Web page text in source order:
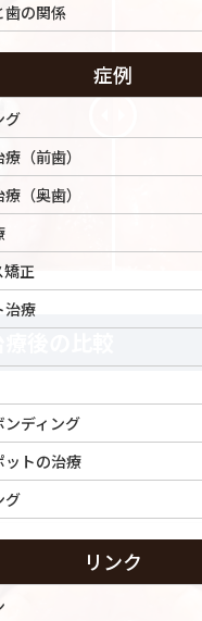
後の比較
歯の関係
症例
グ
（前歯）
（奥歯）
矯正
治療
ンディング
ットの治療
グ
リンク